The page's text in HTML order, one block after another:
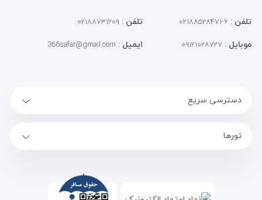
تلفن : ۶-۰۲۱۸۸۵۲۸۴۷۱ تلفن : ۰۲۱۸۸۷۳۱۲۰۹
موبایل : ۰۹۱۲۱۰۲۸۷۲۷ ایمیل :
366safar@gmail.com
دسترسی سریع
تورها